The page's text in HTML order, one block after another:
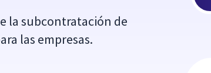
la subcontratación de
las empresas.